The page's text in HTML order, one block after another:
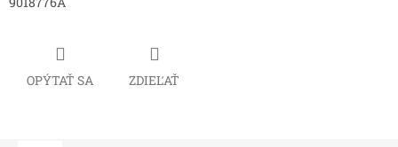
OPÝTAŤ SA ZDIEĽAŤ